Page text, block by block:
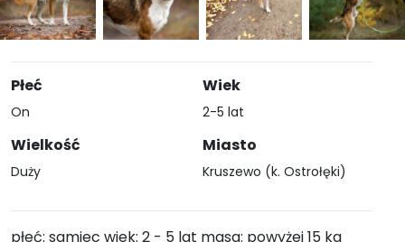
Płeć
On
Wielkość
Duży
Wiek
2-5 lat
Miasto
Kruszewo (k. Ostrołęki)
płeć: samiec wiek: 2 - 5 lat masa: powyżej 15 kg